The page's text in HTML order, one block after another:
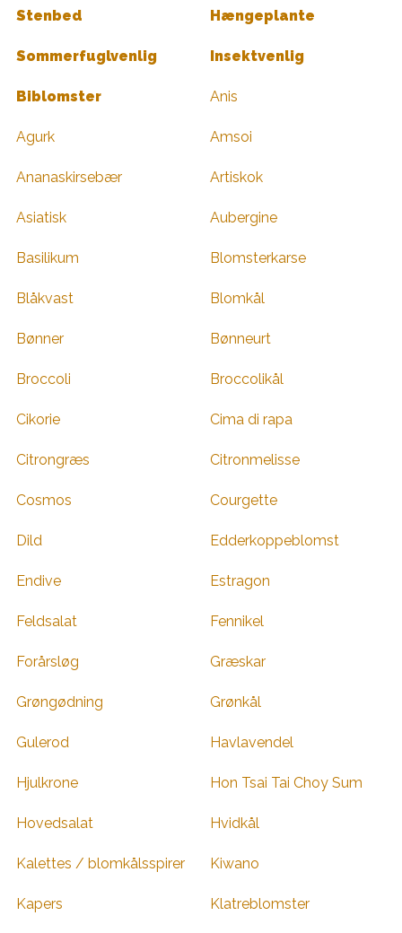
Stenbed Hængeplante
Sommerfuglvenlig Insektvenlig
Biblomster Anis
Agurk Amsoi
Ananaskirsebær Artiskok
Asiatisk Aubergine
Basilikum Blomsterkarse
Blåkvast Blomkål
Bønner Bønneurt
Broccoli Broccolikål
Cikorie Cima di rapa
Citrongræs Citronmelisse
Cosmos Courgette
Dild Edderkoppeblomst
Endive Estragon
Feldsalat Fennikel
Forårsløg Græskar
Grøngødning Grønkål
Gulerod Havlavendel
Hjulkrone Hon Tsai Tai Choy Sum
Hovedsalat Hvidkål
Kalettes / blomkålsspirer Kiwano
Kapers Klatreblomster